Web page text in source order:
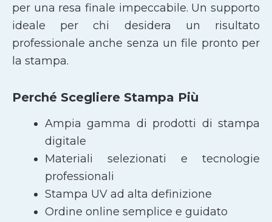
per una resa finale impeccabile. Un supporto
ideale per chi desidera un risultato
professionale anche senza un file pronto per
la stampa.
Perché Scegliere Stampa Più
Ampia gamma di prodotti di stampa
digitale
Materiali selezionati e tecnologie
professionali
Stampa UV ad alta definizione
Ordine online semplice e guidato